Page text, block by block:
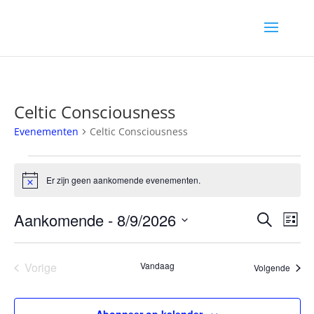
Celtic Consciousness
Evenementen Celtic Consciousness
Evenementen
BerichtEr zijn geen aankomende evenementen.
Zoeken
Lijst
Aankomende - 8/9/2026
datum.
Vorige
Vandaag Volgende